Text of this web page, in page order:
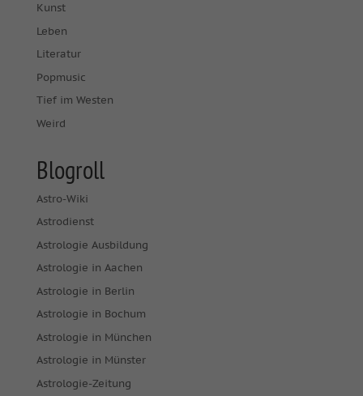
Kunst
Leben
Literatur
Popmusic
Tief im Westen
Weird
Blogroll
Astro-Wiki
Astrodienst
Astrologie Ausbildung
Astrologie in Aachen
Astrologie in Berlin
Astrologie in Bochum
Astrologie in München
Astrologie in Münster
Astrologie-Zeitung